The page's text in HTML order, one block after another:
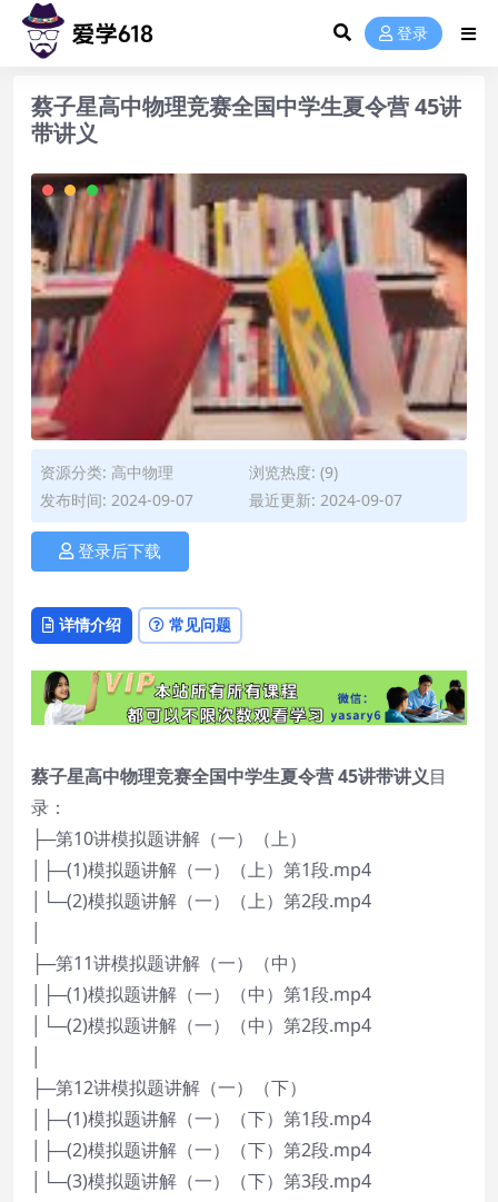
登录
蔡子星高中物理竞赛全国中学生夏令营 45讲
带讲义
资源分类: 高中物理
浏览热度: (9)
发布时间: 2024-09-07
最近更新: 2024-09-07
登录后下载
详情介绍 常见问题
蔡子星高中物理竞赛全国中学生夏令营 45讲带讲义目
录：
├─第10讲模拟题讲解（一）（上）
│├─(1)模拟题讲解（一）（上）第1段.mp4
│└─(2)模拟题讲解（一）（上）第2段.mp4
├─第11讲模拟题讲解（一）（中）
│├─(1)模拟题讲解（一）（中）第1段.mp4
│└─(2)模拟题讲解（一）（中）第2段.mp4
├─第12讲模拟题讲解（一）（下）
│├─(1)模拟题讲解（一）（下）第1段.mp4
│├─(2)模拟题讲解（一）（下）第2段.mp4
│└─(3)模拟题讲解（一）（下）第3段.mp4